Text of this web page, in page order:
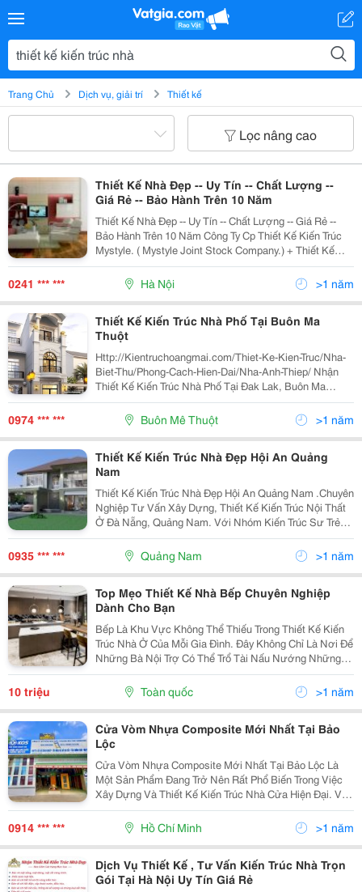
Trang Chủ Dịch vụ, giải trí Thiết kế
Lọc nâng cao
Thiết Kế Nhà Đẹp -- Uy Tín -- Chất Lượng --
Giá Rẻ -- Bảo Hành Trên 10 Năm
Thiết Kế Nhà Đẹp -- Uy Tín -- Chất Lượng -- Giá Rẻ --
Bảo Hành Trên 10 Năm Công Ty Cp Thiết Kế Kiến Trúc
Mystyle. ( Mystyle Joint Stock Company.) + Thiết Kế
Kiến Trúc Nhà Lô, Biệt Thự, Khách Sạn&Hellip; + Thiết
0241 *** *** Hà Nội >1 năm
Thiết Kế Kiến Trúc Nhà Phố Tại Buôn Ma
Thuột
Http://Kientruchoangmai.com/Thiet-Ke-Kien-Truc/Nha-
Biet-Thu/Phong-Cach-Hien-Dai/Nha-Anh-Thiep/ Nhận
Thiết Kế Kiến Trúc Nhà Phố Tại Đak Lak, Buôn Ma
Thuột,Buôn Hồ, Ea H&Rsquo;Leo, Krông Năng, Krông
Pack, Phước An, Ea Kar, M&Rsquo;Drac, Buôn Đôn, Ea
0974 *** *** Buôn Mê Thuột >1 năm
Thiết Kế Kiến Trúc Nhà Đẹp Hội An Quảng
Nam
Thiết Kế Kiến Trúc Nhà Đẹp Hội An Quảng Nam .Chuyên
Nghiệp Tư Vấn Xây Dựng, Thiết Kế Kiến Trúc Nội Thất
Ở Đà Nẵng, Quảng Nam. Với Nhóm Kiến Trúc Sư Trẻ
Sẻ Mang Đến Cho Bạn Những Công Trình Đẹp, Mới Lạ,
Độc Đáo, Hợp Với Khí Hậu Vùng Miền, Lấy Sang, Lấ
0935 *** *** Quảng Nam >1 năm
Top Mẹo Thiết Kế Nhà Bếp Chuyên Nghiệp
Dành Cho Bạn
Bếp Là Khu Vực Không Thể Thiếu Trong Thiết Kế Kiến
Trúc Nhà Ở Của Mỗi Gia Đình. Đây Không Chỉ Là Nơi Để
Những Bà Nội Trợ Có Thể Trổ Tài Nấu Nướng Những
Món Ăn Ngon Mà Còn Là Không Gian Gắn Kết Tình Cảm
Giữa Các Thành Viên Trong Gia Đình. Tìm Hiểu Một...
10 triệu Toàn quốc >1 năm
Cửa Vòm Nhựa Composite Mới Nhất Tại Bảo
Lộc
Cửa Vòm Nhựa Composite Mới Nhất Tại Bảo Lộc Là
Một Sản Phẩm Đang Trở Nên Rất Phổ Biến Trong Việc
Xây Dựng Và Thiết Kế Kiến Trúc Nhà Cửa Hiện Đại. Với
Thiết Kế Độc Đáo, Mẫu Cửa Nhựa Vòm Composite
Không Chỉ Tạo Điểm Nhấn Cho Ngôi Nhà Mà Còn Có
Khả Năng...
0914 *** *** Hồ Chí Minh >1 năm
Dịch Vụ Thiết Kế , Tư Vấn Kiến Trúc Nhà Trọn
Gói Tại Hà Nội Uy Tín Giá Rẻ